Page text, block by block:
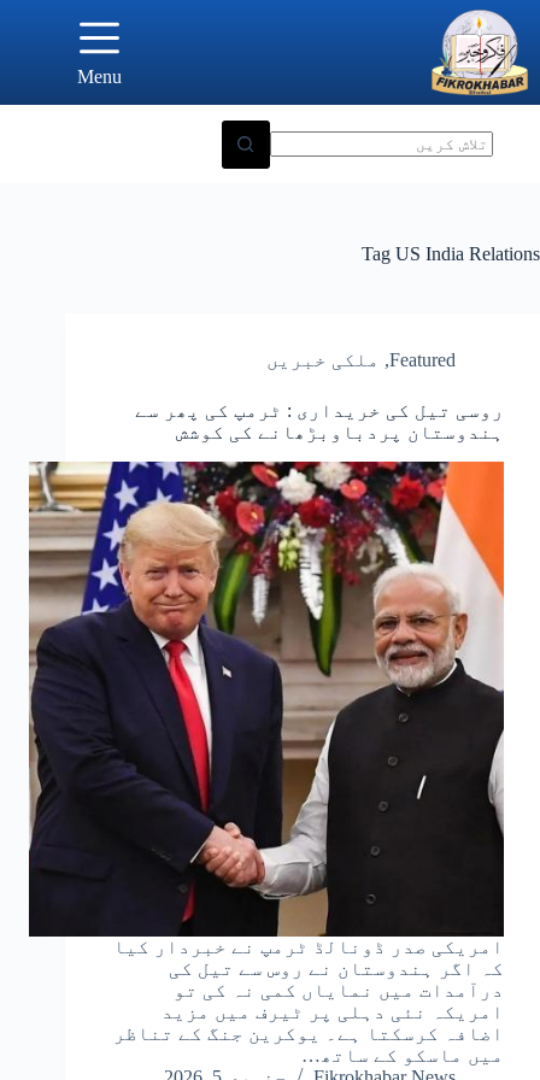
content
Menu
Tag US India Relations
Featured
, ملکی خبریں
روسی تیل کی خریداری : ٹرمپ کی پھر سے
ہندوستان پردباوبڑھانے کی کوشش
امریکی صدر ڈونالڈ ٹرمپ نے خبردار کیا
کہ اگر ہندوستان نے روس سے تیل کی
درآمدات میں نمایاں کمی نہ کی تو
امریکہ نئی دہلی پر ٹیرف میں مزید
اضافہ کرسکتا ہے۔ یوکرین جنگ کے تناظر
میں ماسکو کے ساتھ…